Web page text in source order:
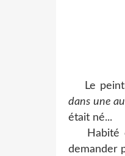
Le
dans une
était né...
Habité
demander